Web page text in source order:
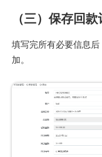
（三）保存回
填写完所有必要信息后
加。